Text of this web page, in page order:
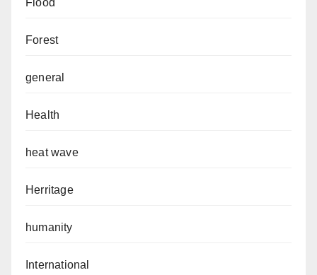
Flood
Forest
general
Health
heat wave
Herritage
humanity
International